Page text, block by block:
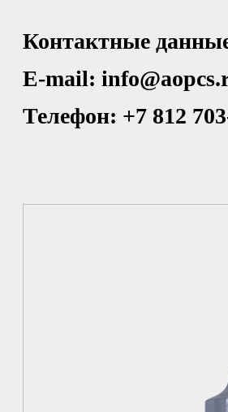
Контактные
E-mail:
Телефон: +7 812